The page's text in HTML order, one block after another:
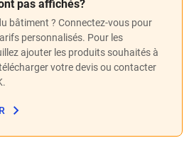
pas affichés?
bâtiment ? Connectez-vous pour
personnalisés. Pour les
ajouter les produits souhaités à
votre devis ou contacter